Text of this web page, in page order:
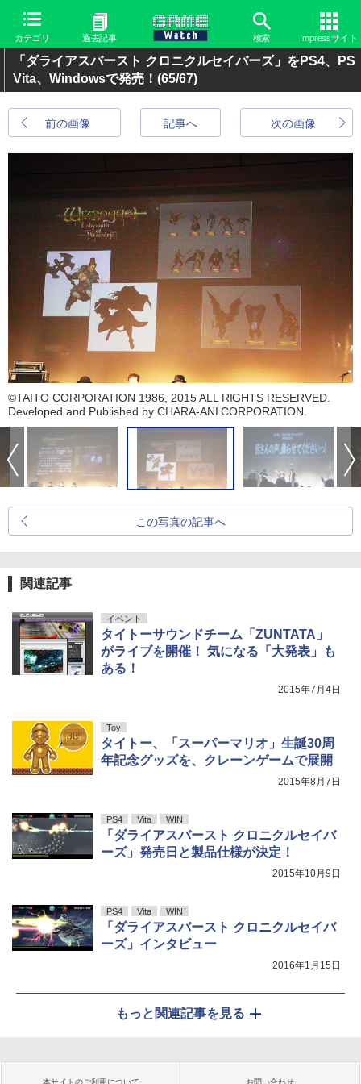
カテゴリ 過去記事 検索 Impressサイト
「ダライアスバースト クロニクルセイバーズ」をPS4、PS
Vita、Windowsで発売！ (65/67)
前の画像 次の画像
記事へ
©TAITO CORPORATION 1986, 2015 ALL RIGHTS RESERVED.
Developed and Published by CHARA-ANI CORPORATION.
この写真の記事へ
関連記事
イベント
タイトーサウンドチーム「ZUNTATA」
がライブを開催！ 気になる「大発表」も
ある！
2015年7月4日
Toy
タイトー、「スーパーマリオ」生誕30周
年記念グッズを、クレーンゲームで展開
2015年8月7日
PS4 Vita WIN
「ダライアスバースト クロニクルセイバ
ーズ」発売日と製品仕様が決定！
2015年10月9日
PS4 Vita WIN
「ダライアスバースト クロニクルセイバ
ーズ」インタビュー
2016年1月15日
もっと関連記事を見る
本サイトのご利用について お問い合わせ